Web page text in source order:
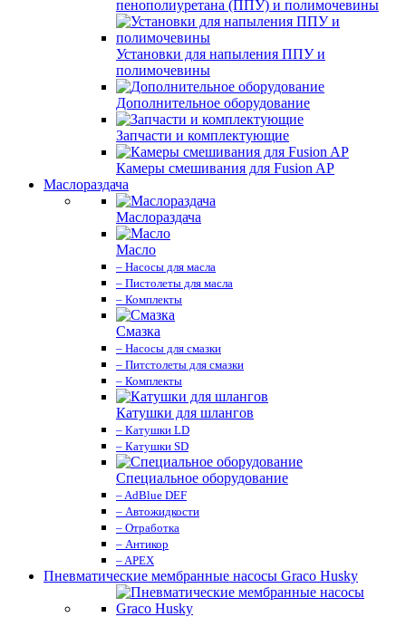
пенополиуретана (ППУ) и полимочевины
Установки для напыления ППУ и
полимочевины
Дополнительное оборудование
Запчасти и комплектующие
Камеры смешивания для Fusion AP
Маслораздача
Маслораздача
Масло
– Насосы для масла
– Пистолеты для масла
– Комплекты
Смазка
– Насосы для смазки
– Питстолеты для смазки
– Комплекты
Катушки для шлангов
– Катушки LD
– Катушки SD
Специальное оборудование
– AdBlue DEF
– Автожидкости
– Отработка
– Антикор
– APEX
Пневматические мембранные насосы Graco Husky